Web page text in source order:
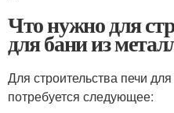
Что нужно для
для бани из
Для строительства печи
потребуется следующее: